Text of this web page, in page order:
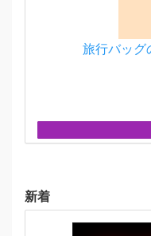
旅行バッグ
新着